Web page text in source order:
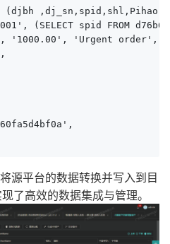
(djbh
(SELECT spid FROM
'1000.00', 'Urgent order',
源平台的数据转换并写入到目
了高效的数据集成与管理。